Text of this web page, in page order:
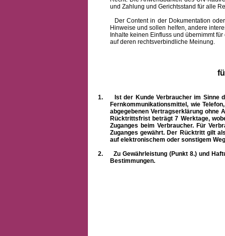
und Zahlung und Gerichtsstand für alle
Der Content in der Dokumentation oder
Hinweise und sollen helfen, andere
Inhalte keinen Einfluss und übernimmt
auf deren rechtsverbindliche Meinung.
1.
Ist der Kunde Verbraucher im Sinne
Fernkommunikationsmittel, wie
abgegebenen Vertragserklärung ohne
Rücktrittsfrist beträgt 7 Werktage,
Zuganges beim Verbraucher. Für
Zuganges gewährt. Der Rücktritt gilt
auf elektronischem oder sonstigem
2.
Zu Gewährleistung (Punkt 8.) und
Bestimmungen.